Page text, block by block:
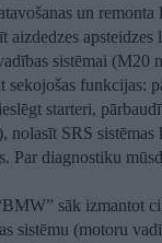
un remonta
aizdedzes
sistēmai (M20
sekojošas funkcijas:
starteri,
nolasīt SRS
Par diagnostiku
sāk izmantot
sistēmu (motoru